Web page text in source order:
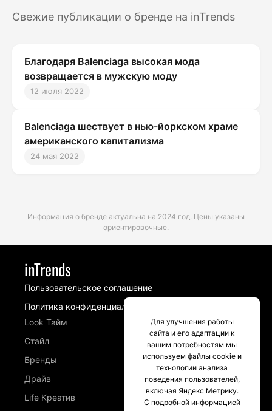
Свежие публикации о бренде на inTrends
Благодаря Balenciaga высокая мода
возвращается в мужскую моду
12 июля 2022
Balenciaga шествует в нью-йоркском храме
американского капитализма
24 мая 2022
Информация о бренде актуальна на 2024 год. Цены указаны
ориентировочные.
inTrends
Пользовательское соглашение
Политика конфиденциальности
Look Тайм
Стайл
Бренды
Драйв
Life Креатив
Для улучшения работы
сайта и его адаптации к
вашим потребностям мы
используем файлы cookie и
технологии анализа
поведения пользователей,
включая Яндекс Метрику.
С подробной информацией